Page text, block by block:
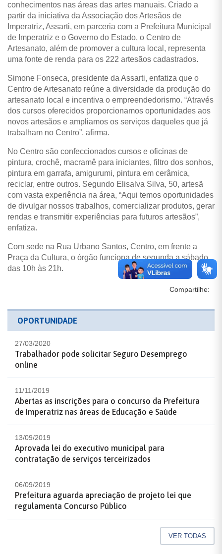
conhecimentos nas áreas das artes manuais. Criado a
partir da iniciativa da Associação dos Artesãos de
Imperatriz, Assarti, em parceria com a Prefeitura Municipal
de Imperatriz e o Governo do Estado, o Centro de
Artesanato, além de promover a cultura local, representa
uma fonte de renda para os 222 artesãos cadastrados.
Simone Fonseca, presidente da Assarti, enfatiza que o
Centro de Artesanato reúne a diversidade da produção do
artesanato local e incentiva o empreendedorismo. “Através
dos cursos oferecidos proporcionamos oportunidades aos
novos artesãos e ampliamos os serviços daqueles que já
trabalham no Centro”, afirma.
No Centro são confeccionados cursos e oficinas de
pintura, crochê, macramê para iniciantes, filtro dos sonhos,
pintura em garrafa, amigurumi, pintura em cerâmica,
reciclar, entre outros. Segundo Elisalva Silva, 50, artesã
com vasta experiência na área, “Aqui temos oportunidades
de divulgar nossos trabalhos, comercializar produtos, gerar
rendas e transmitir experiências para futuros artesãos”,
enfatiza.
Com sede na Rua Urbano Santos, Centro, em frente a
Praça da Cultura, o órgão funciona de segunda a sábado
das 10h às 21h.
Compartilhe:
OPORTUNIDADE
27/03/2020
Trabalhador pode solicitar Seguro Desemprego
online
11/11/2019
Abertas as inscrições para o concurso da Prefeitura
de Imperatriz nas áreas de Educação e Saúde
13/09/2019
Aprovada lei do executivo municipal para
contratação de serviços terceirizados
06/09/2019
Prefeitura aguarda apreciação de projeto lei que
regulamenta Concurso Público
VER TODAS